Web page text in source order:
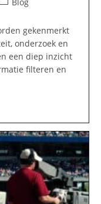
gekenmerkt
onderzoek en
een diep inzicht
filteren en